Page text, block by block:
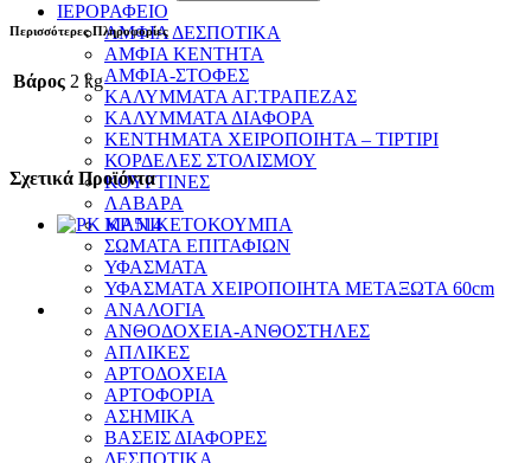
ΙΕΡΟΡΑΦΕΙΟ
ΑΜΦΙΑ ΔΕΣΠΟΤΙΚΑ
ΑΜΦΙΑ ΚΕΝΤΗΤΑ
ΑΜΦΙΑ-ΣΤΟΦΕΣ
ΚΑΛΥΜΜΑΤΑ ΑΓ.ΤΡΑΠΕΖΑΣ
ΚΑΛΥΜΜΑΤΑ ΔΙΑΦΟΡΑ
ΚΕΝΤΗΜΑΤΑ ΧΕΙΡΟΠΟΙΗΤΑ – ΤΙΡΤΙΡΙ
ΚΟΡΔΕΛΕΣ ΣΤΟΛΙΣΜΟΥ
ΚΟΥΡΤΙΝΕΣ
ΛΑΒΑΡΑ
ΜΑΝΙΚΕΤΟΚΟΥΜΠΑ
ΣΩΜΑΤΑ ΕΠΙΤΑΦΙΩΝ
ΥΦΑΣΜΑΤΑ
ΥΦΑΣΜΑΤΑ ΧΕΙΡΟΠΟΙΗΤΑ ΜΕΤΑΞΩΤΑ 60cm
ΑΝΑΛΟΓΙΑ
ΑΝΘΟΔΟΧΕΙΑ-ΑΝΘΟΣΤΗΛΕΣ
ΑΠΛΙΚΕΣ
ΑΡΤΟΔΟΧΕΙΑ
ΑΡΤΟΦΟΡΙΑ
ΑΣΗΜΙΚΑ
ΒΑΣΕΙΣ ΔΙΑΦΟΡΕΣ
ΔΕΣΠΟΤΙΚΑ
Περισσότερες Πληροφορίες
Βάρος 2 kg
Σχετικά Προϊόντα